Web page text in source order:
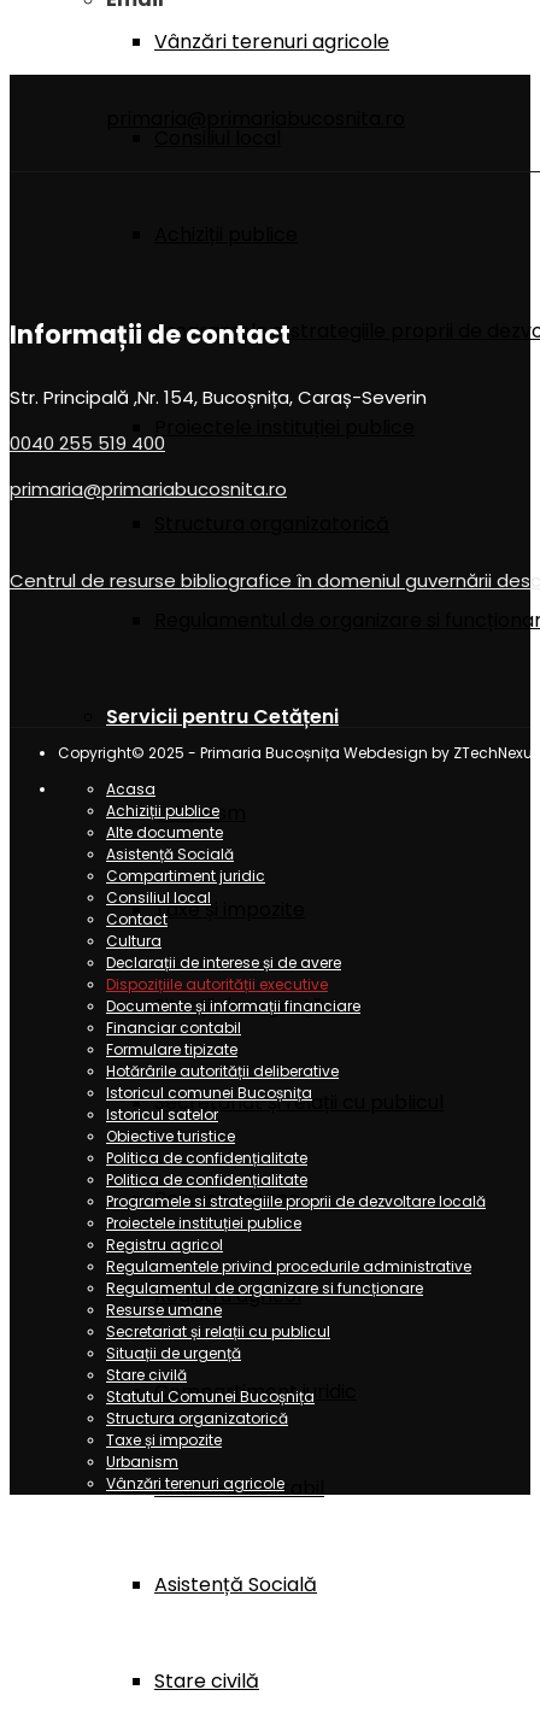
Vânzări terenuri agricole
Programele si strategiile proprii de
Regulamentul de organizare si
Servicii pentru Cetățeni
Urbanism
Taxe și impozite
Situații de urgență
Secretariat și relații cu publicul
Resurse umane
Registru agricol
Compartiment juridic
Financiar contabil
Asistență Socială
Stare civilă
Informații de contact
Str. Principală ,Nr. 154, Bucoșnița, Caraș-Severin
0040 255 519 400
primaria@primariabucosnita.ro
Centrul de resurse bibliografice în domeniul guvernării
Copyright© 2025 - Primaria Bucoșnița Webdesign by ZTechNexus
Acasa
Achiziții publice
Alte documente
Asistență Socială
Compartiment juridic
Consiliul local
Contact
Cultura
Declarații de interese și de avere
Dispozițiile autorității executive
Documente și informații financiare
Financiar contabil
Formulare tipizate
Hotărârile autorității deliberative
Istoricul comunei Bucoșnița
Istoricul satelor
Obiective turistice
Politica de confidențialitate
Politica de confidențialitate
Programele si strategiile proprii de dezvoltare locală
Proiectele instituției publice
Registru agricol
Regulamentele privind procedurile administrative
Regulamentul de organizare si funcționare
Resurse umane
Secretariat și relații cu publicul
Situații de urgență
Stare civilă
Statutul Comunei Bucoșnița
Structura organizatorică
Taxe și impozite
Urbanism
Vânzări terenuri agricole